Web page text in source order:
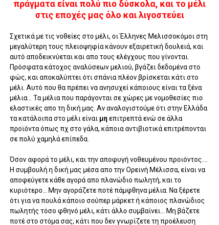
πράγματα είναι πολύ πιο δύσκολα, και το μέλι
στις εποχές μας όλο και λιγοστεύει
Σχετικά με τις νοθείες στο μέλι, οι Έλληνες Μελισσοκόμοι στη
μεγαλύτερη τους πλειοψηφία κάνουν εξαιρετική δουλειά, και
αυτό αποδεικνύεται και απο τους ελέγχους που γίνονται.
Πρόσφατα κάτοχος αναλύσεων μελιού, βγάζει δεδομένα στο
φώς, και αποκαλύπτει ότι σπάνια πλέον βρίσκεται κάτι στο
μέλι. Αυτό που θα πρέπει να ανησυχεί κάποιους είναι τα ξένα
μέλια... Τα μέλια που παράγονται σε χώρες με νομοθεσίες πιο
ελαστικές απο τη δική μας. Αν αναλογιστούμε ότι στην Ελλάδα
τα κατάλοιπα στο μέλι είναι μη επιτρεπτά ενώ σε άλλα
προϊόντα όπως πχ στο γάλα, κάποια αντιβιοτικά επιτρέπονται
σε πολύ χαμηλά επίπεδα.
Όσον αφορά το μέλι, και την αποφυγή νοθευμένου προιόντος....
Η συμβουλή η δική μας μέσα απο την Ορεινή Μέλισσα, είναι να
αποφεύγετε κάθε αγορά απο πλανώδιο πωλητή, και το
κυριότερο... Μην αγοράζετε ποτέ πάμφθηνα μέλια. Να ξέρετε
ότι για να πουλά κάποιο σούπερ μάρκετ ή κάποιος πλανώδιος
πωλητής τόσο φθηνό μέλι, κάτι άλλο συμβαίνει... Μη βάζετε
ποτέ στο στόμα σας, κάτι που δεν γνωρίζετε τη προέλευση